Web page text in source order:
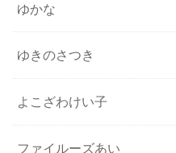
ゆかな
ゆきのさつき
よこざわけい子
ファイルーズあい